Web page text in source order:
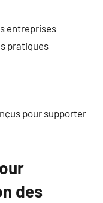
entreprises
pratiques
pour supporter
des